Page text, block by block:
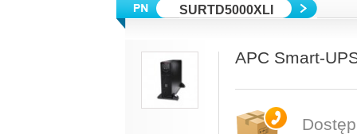
SURTD5000XLI
APC Smart-